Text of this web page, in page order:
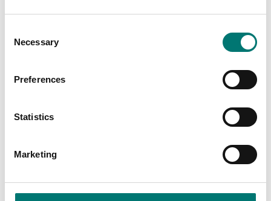
Selection
Necessary
Preferences
Statistics
Marketing